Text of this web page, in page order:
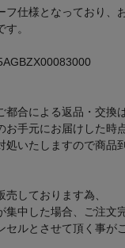
仕様となっており、
。
都合による返品・交換
お手元にお届けした時
いたしますので商品
しております為、
中した場合、ご注文
セルとさせて頂く事が